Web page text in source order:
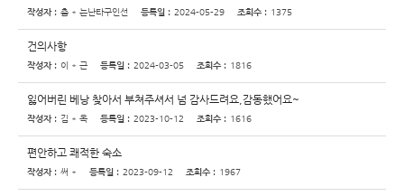
작성자 : 춤 * 는난타구인선 등록일 : 2024-05-29 조회수 : 1375
건의사항
작성자 : 이 * 근 등록일 : 2024-03-05 조회수 : 1816
잃어버린 베낭 찾아서 부쳐주셔서 넘 감사드려요,감동했어요~
작성자 : 김 * 옥 등록일 : 2023-10-12 조회수 : 1616
편안하고 쾌적한 숙소
작성자 : 써 * 등록일 : 2023-09-12 조회수 : 1967